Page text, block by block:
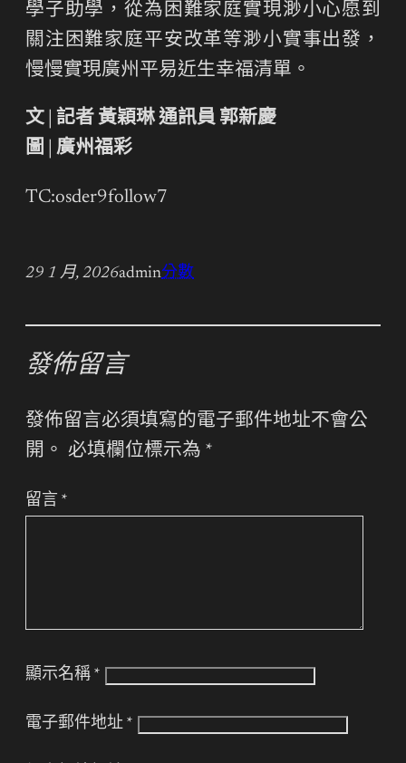
學子助學，從為困難家庭實現渺小心愿到
關注困難家庭平安改革等渺小實事出發，
慢慢實現廣州平易近生幸福清單。
文 | 記者 黃穎琳 通訊員 郭新慶
圖 | 廣州福彩
TC:osder9follow7
29 1 月, 2026admin分數
發佈留言
發佈留言必須填寫的電子郵件地址不會公
開。 必填欄位標示為 *
留言 *
顯示名稱 *
電子郵件地址 *